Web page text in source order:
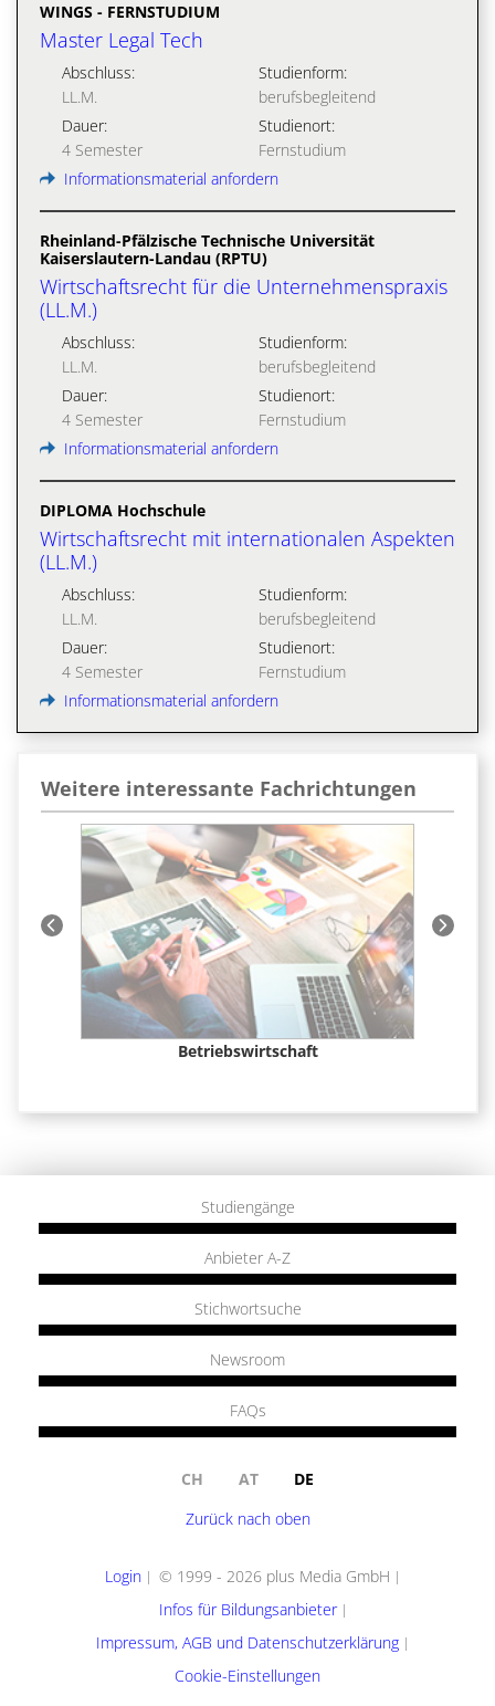
WINGS - FERNSTUDIUM
Master Legal Tech
Abschluss:
LL.M.
Studienform:
berufsbegleitend
Dauer:
4 Semester
Studienort:
Fernstudium
Informationsmaterial anfordern
Rheinland-Pfälzische Technische Universität
Kaiserslautern-Landau (RPTU)
Wirtschaftsrecht für die Unternehmenspraxis
(LL.M.)
Abschluss:
LL.M.
Studienform:
berufsbegleitend
Dauer:
4 Semester
Studienort:
Fernstudium
Informationsmaterial anfordern
DIPLOMA Hochschule
Wirtschaftsrecht mit internationalen Aspekten
(LL.M.)
Abschluss:
LL.M.
Studienform:
berufsbegleitend
Dauer:
4 Semester
Studienort:
Fernstudium
Informationsmaterial anfordern
Weitere interessante Fachrichtungen
Betriebswirtschaft
Studiengänge
Anbieter A-Z
Stichwortsuche
Newsroom
FAQs
CH AT
DE
Zurück nach oben
Login
© 1999 - 2026 plus Media GmbH
Infos für Bildungsanbieter
Impressum, AGB und Datenschutzerklärung
Cookie-Einstellungen